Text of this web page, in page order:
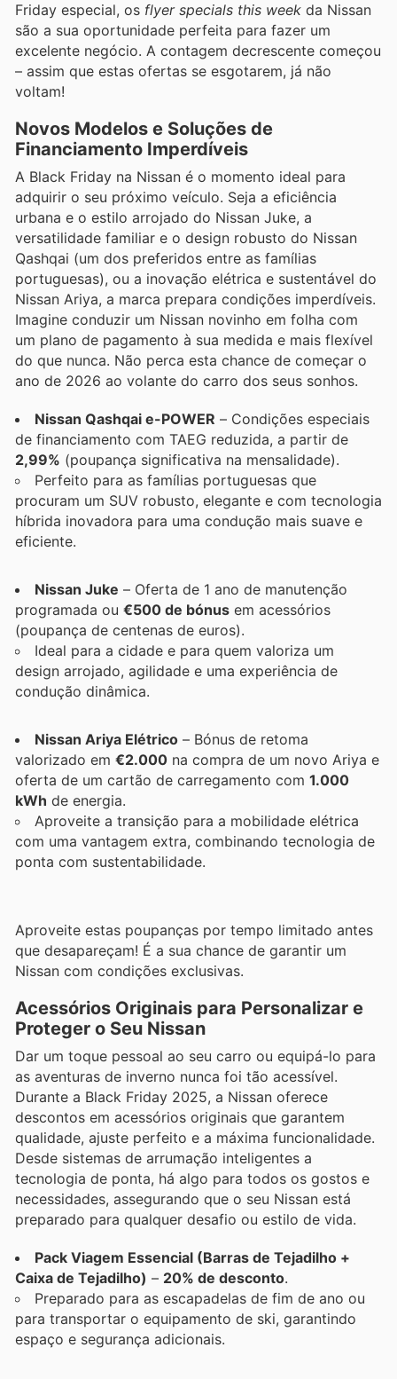
Friday especial, os flyer specials this week da Nissan
são a sua oportunidade perfeita para fazer um
excelente negócio. A contagem decrescente começou
– assim que estas ofertas se esgotarem, já não
voltam!
Novos Modelos e Soluções de
Financiamento Imperdíveis
A Black Friday na Nissan é o momento ideal para
adquirir o seu próximo veículo. Seja a eficiência
urbana e o estilo arrojado do Nissan Juke, a
versatilidade familiar e o design robusto do Nissan
Qashqai (um dos preferidos entre as famílias
portuguesas), ou a inovação elétrica e sustentável do
Nissan Ariya, a marca prepara condições imperdíveis.
Imagine conduzir um Nissan novinho em folha com
um plano de pagamento à sua medida e mais flexível
do que nunca. Não perca esta chance de começar o
ano de 2026 ao volante do carro dos seus sonhos.
Nissan Qashqai e-POWER – Condições especiais
de financiamento com TAEG reduzida, a partir de
2,99% (poupança significativa na mensalidade).
Perfeito para as famílias portuguesas que
procuram um SUV robusto, elegante e com tecnologia
híbrida inovadora para uma condução mais suave e
eficiente.
Nissan Juke – Oferta de 1 ano de manutenção
programada ou €500 de bónus em acessórios
(poupança de centenas de euros).
Ideal para a cidade e para quem valoriza um
design arrojado, agilidade e uma experiência de
condução dinâmica.
Nissan Ariya Elétrico – Bónus de retoma
valorizado em €2.000 na compra de um novo Ariya e
oferta de um cartão de carregamento com 1.000
kWh de energia.
Aproveite a transição para a mobilidade elétrica
com uma vantagem extra, combinando tecnologia de
ponta com sustentabilidade.
Aproveite estas poupanças por tempo limitado antes
que desapareçam! É a sua chance de garantir um
Nissan com condições exclusivas.
Acessórios Originais para Personalizar e
Proteger o Seu Nissan
Dar um toque pessoal ao seu carro ou equipá-lo para
as aventuras de inverno nunca foi tão acessível.
Durante a Black Friday 2025, a Nissan oferece
descontos em acessórios originais que garantem
qualidade, ajuste perfeito e a máxima funcionalidade.
Desde sistemas de arrumação inteligentes a
tecnologia de ponta, há algo para todos os gostos e
necessidades, assegurando que o seu Nissan está
preparado para qualquer desafio ou estilo de vida.
Pack Viagem Essencial (Barras de Tejadilho +
Caixa de Tejadilho) – 20% de desconto.
Preparado para as escapadelas de fim de ano ou
para transportar o equipamento de ski, garantindo
espaço e segurança adicionais.